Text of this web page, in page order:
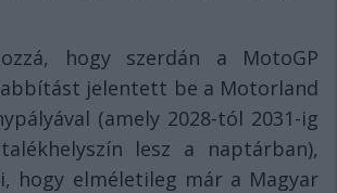
hogy szerdán a MotoGP
jelentett be a Motorland
(amely 2028-tól 2031-ig
lesz a naptárban),
hogy elméletileg már a Magyar